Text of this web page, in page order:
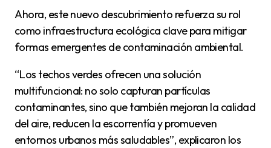
Ahora, este nuevo descubrimiento refuerza su rol
como infraestructura ecológica clave para mitigar
formas emergentes de contaminación ambiental.
“Los techos verdes ofrecen una solución
multifuncional: no solo capturan partículas
contaminantes, sino que también mejoran la calidad
del aire, reducen la escorrentía y promueven
entornos urbanos más saludables”, explicaron los